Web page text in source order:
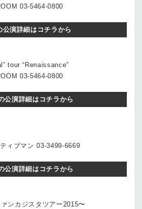
03-5464-0800
公演詳細はコチラから
tour “Renaissance”
03-5464-0800
公演詳細はコチラから
ィブマン 03-3499-6669
公演詳細はコチラから
ンカジスタツアー2015〜